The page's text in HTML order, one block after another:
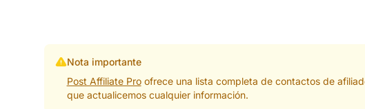
Nota importante
Post Affiliate Proofrece una lista completa de contactos de
que actualicemos cualquier información.